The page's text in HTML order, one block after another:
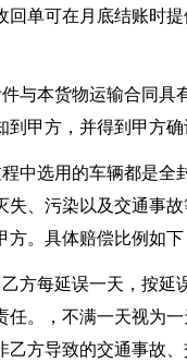
回单可在月底结账时
与本货物运输合同
甲方，并得到甲方确
中选用的车辆都是
失、污染以及交通事
。具体赔偿比例如下
方每延误一天，按
任。，不满一天视为
乙方导致的交通事故